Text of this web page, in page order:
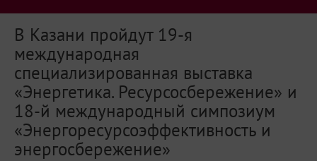
В Казани пройдут 19-я
международная
специализированная выставка
«Энергетика. Ресурсосбережение» и
18-й международный симпозиум
«Энергоресурсоэффективность и
энергосбережение»